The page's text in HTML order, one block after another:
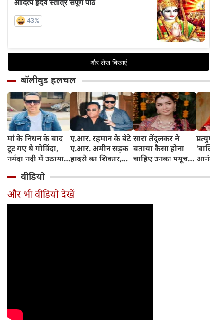
बॉलीवुड हलचल
मां के निधन के बाद
टूट गए थे गोविंदा,
नर्मदा नदी में उठाया
ए.आर. रहमान के बेटे
ए.आर. अमीन सड़क
हादसे का शिकार,
जोरदार टक्कर
सारा तेंदुलकर ने
बताया कैसा होना
चाहिए उनका फ्यूचर
की जोड़ी से ली प्रेरणा
आनंदी
ने
वीडियो
और भी वीडियो देखें